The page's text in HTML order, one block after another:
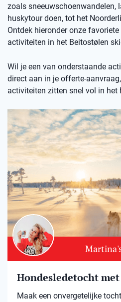
zoals sneeuwschoenwandelen,
huskytour doen, tot het
Ontdek hieronder onze
activiteiten in het Beitostølen
Wil je een van onderstaande
direct aan in je offerte-
activiteiten zitten snel vol in het
Hondesledetocht met
Maak een onvergetelijke